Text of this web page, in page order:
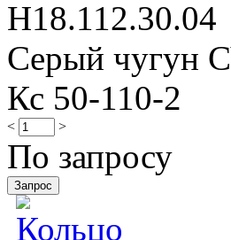
Н18.112.30.04
Серый чугун
Кс 50-110-2
< >
По запросу